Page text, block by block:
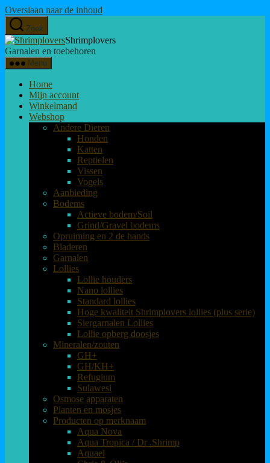
Overslaan naar de inhoud
Zoek
Shrimplovers
Garnalen en toebehoren
Menu
Home
Mijn account
Winkelmand
Webshop
Andere Dieren
Honden
Katten
Reptielen
Vissen
Vogels
Aanbieding
Bodems
Actieve bodem/Soil
Grind/Gravel bodems
Opruiming en 2 de hands
Bladeren
Garnalen
Lollies
Lollie houders
Nano lollies
Standard lollies
Hoge kwaliteit Shrimplovers lollies (plus serie)
Siergarnalen Lollies
Lollie opberg doosjes
Mineralen/zouten
GH+
GH/KH+
Refugium
Sulawesi
Osmose apparaten
Planten en mosjes
Producten op merknaam
Aqua Nova
Aqua Tropica / Dr .Shrimp
Aquael